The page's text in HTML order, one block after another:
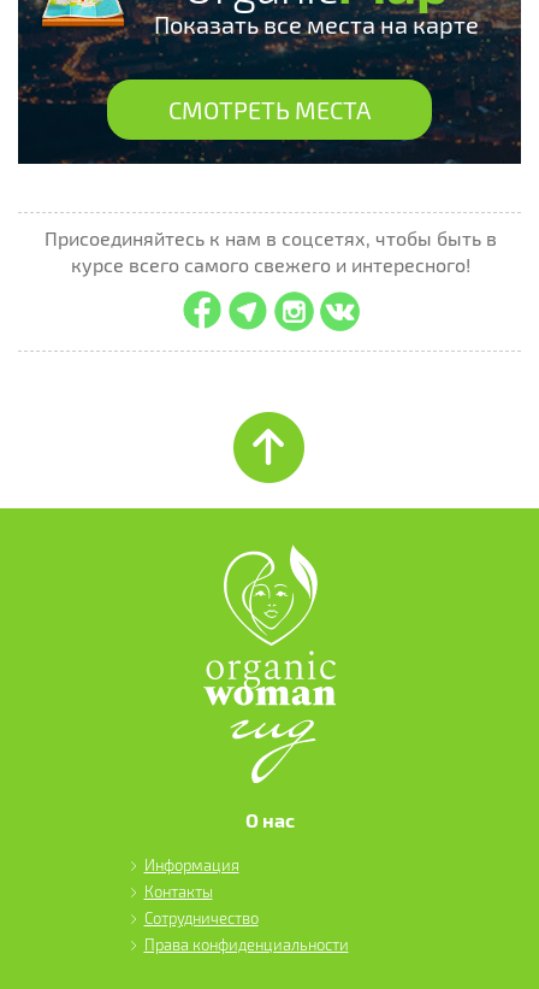
Показать все места на карте
СМОТРЕТЬ МЕСТА
Присоединяйтесь к нам в соцсетях, чтобы быть в
курсе всего самого свежего и интересного!
О нас
Информация
Контакты
Сотрудничество
Права конфиденциальности